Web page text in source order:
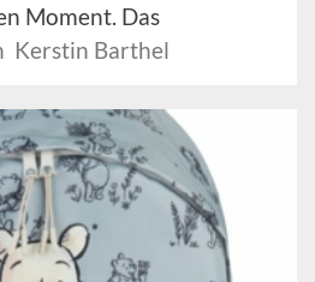
Moment. Das
Kerstin Barthel